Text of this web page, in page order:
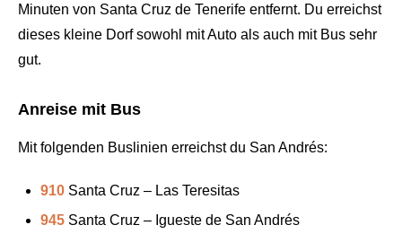
Minuten von Santa Cruz de Tenerife entfernt. Du erreichst
dieses kleine Dorf sowohl mit Auto als auch mit Bus sehr
gut.
Anreise mit Bus
Mit folgenden Buslinien erreichst du San Andrés:
910 Santa Cruz – Las Teresitas
945 Santa Cruz – Igueste de San Andrés